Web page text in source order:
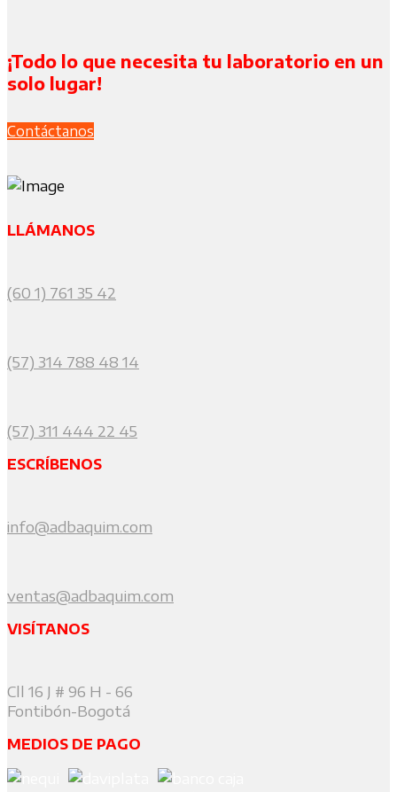
¡Todo lo que necesita tu laboratorio en un
solo lugar!
Contáctanos
LLÁMANOS
(60 1) 761 35 42
(57) 314 788 48 14
(57) 311 444 22 45
ESCRÍBENOS
info@adbaquim.com
ventas@adbaquim.com
VISÍTANOS
Cll 16 J # 96 H - 66
Fontibón-Bogotá
MEDIOS DE PAGO